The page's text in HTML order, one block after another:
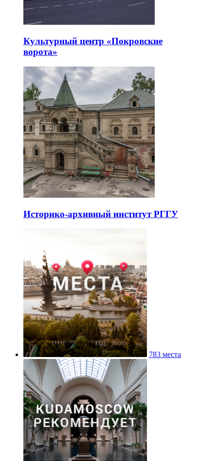
Культурный центр «Покровские
ворота»
Историко-архивный институт РГГУ
783 места